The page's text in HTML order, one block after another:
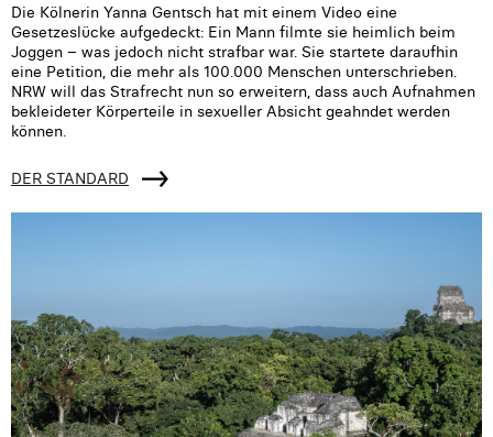
Die Kölnerin Yanna Gentsch hat mit einem Video eine
Gesetzeslücke aufgedeckt: Ein Mann filmte sie heimlich beim
Joggen – was jedoch nicht strafbar war. Sie startete daraufhin
eine Petition, die mehr als 100.000 Menschen unterschrieben.
NRW will das Strafrecht nun so erweitern, dass auch Aufnahmen
bekleideter Körperteile in sexueller Absicht geahndet werden
können.
DER STANDARD